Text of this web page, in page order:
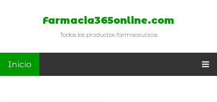
Farmacia365online.com
Todos los productos farmaceuticos
Inicio